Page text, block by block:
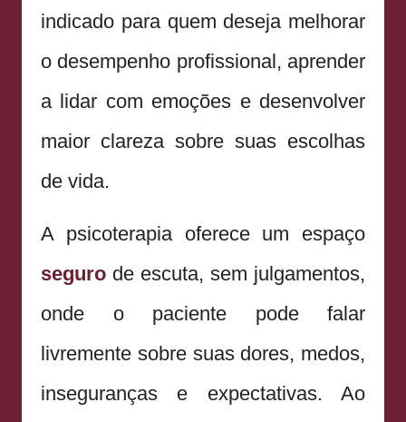
indicado para quem deseja melhorar
o desempenho profissional, aprender
a lidar com emoções e desenvolver
maior clareza sobre suas escolhas
de vida.
A psicoterapia oferece um espaço
seguro de escuta, sem julgamentos,
onde o paciente pode falar
livremente sobre suas dores, medos,
inseguranças e expectativas. Ao